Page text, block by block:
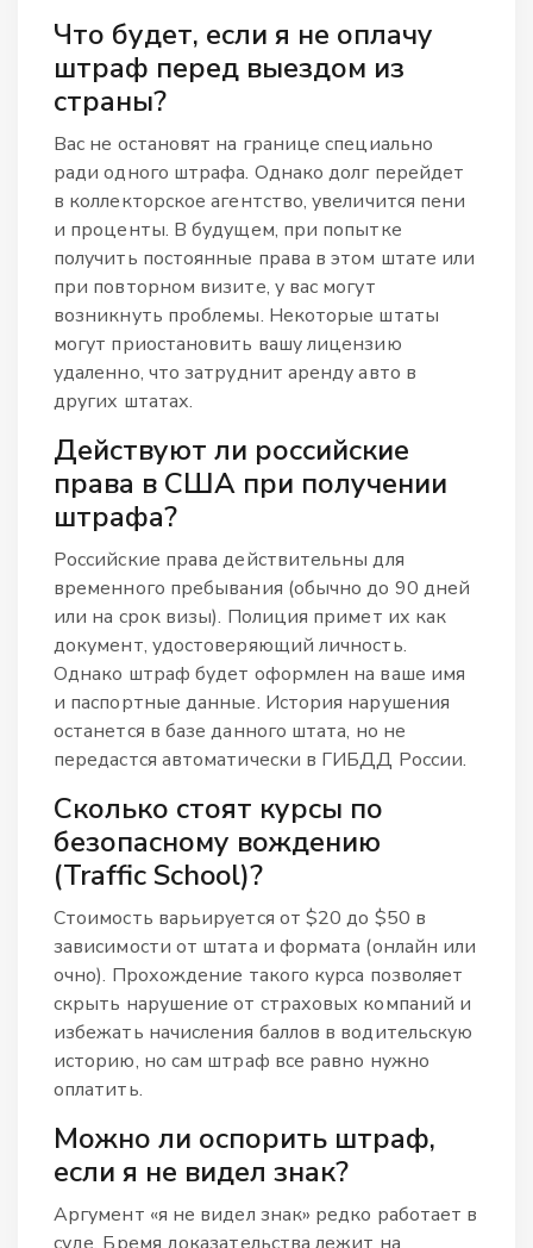
Что будет, если я не оплачу
штраф перед выездом из
страны?
Вас не остановят на границе специально
ради одного штрафа. Однако долг перейдет
в коллекторское агентство, увеличится пени
и проценты. В будущем, при попытке
получить постоянные права в этом штате или
при повторном визите, у вас могут
возникнуть проблемы. Некоторые штаты
могут приостановить вашу лицензию
удаленно, что затруднит аренду авто в
других штатах.
Действуют ли российские
права в США при получении
штрафа?
Российские права действительны для
временного пребывания (обычно до 90 дней
или на срок визы). Полиция примет их как
документ, удостоверяющий личность.
Однако штраф будет оформлен на ваше имя
и паспортные данные. История нарушения
останется в базе данного штата, но не
передастся автоматически в ГИБДД России.
Сколько стоят курсы по
безопасному вождению
(Traffic School)?
Стоимость варьируется от $20 до $50 в
зависимости от штата и формата (онлайн или
очно). Прохождение такого курса позволяет
скрыть нарушение от страховых компаний и
избежать начисления баллов в водительскую
историю, но сам штраф все равно нужно
оплатить.
Можно ли оспорить штраф,
если я не видел знак?
Аргумент «я не видел знак» редко работает в